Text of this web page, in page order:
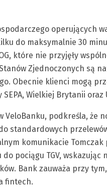
operujących
do maksymalnie 30
które nie przyjęły
Zjednoczonych są
. Obecnie klienci mogą
Wielkiej Brytanii oraz
VeloBanku, podkreśla, że
standardowych
komunikacie Tomczak
pociągu TGV, wskazując
. Bank zauważa przy
fintech.